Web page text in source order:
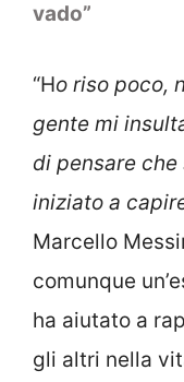
vado”
“Ho riso poco,
gente mi
di pensare
iniziato a
Marcello
comunque
ha aiutato a
gli altri nella